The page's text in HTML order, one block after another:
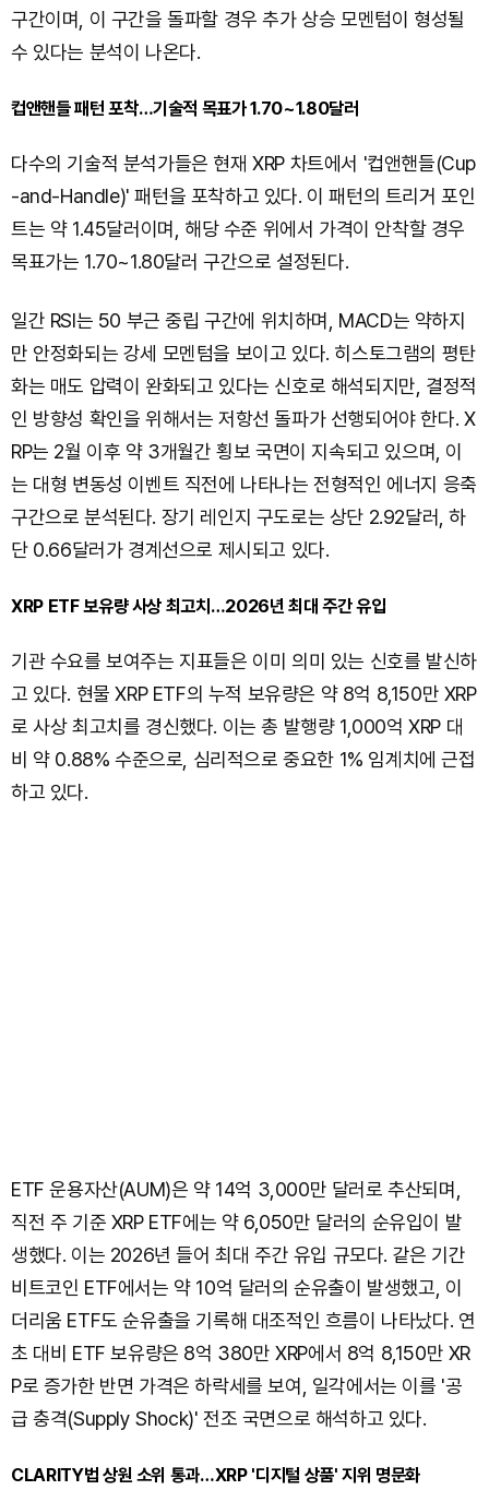
구간이며, 이 구간을 돌파할 경우 추가 상승 모멘텀이 형성될
수 있다는 분석이 나온다.
컵앤핸들 패턴 포착…기술적 목표가 1.70~1.80달러
다수의 기술적 분석가들은 현재 XRP 차트에서 '컵앤핸들(Cup
-and-Handle)' 패턴을 포착하고 있다. 이 패턴의 트리거 포인
트는 약 1.45달러이며, 해당 수준 위에서 가격이 안착할 경우
목표가는 1.70~1.80달러 구간으로 설정된다.
일간 RSI는 50 부근 중립 구간에 위치하며, MACD는 약하지
만 안정화되는 강세 모멘텀을 보이고 있다. 히스토그램의 평탄
화는 매도 압력이 완화되고 있다는 신호로 해석되지만, 결정적
인 방향성 확인을 위해서는 저항선 돌파가 선행되어야 한다. X
RP는 2월 이후 약 3개월간 횡보 국면이 지속되고 있으며, 이
는 대형 변동성 이벤트 직전에 나타나는 전형적인 에너지 응축
구간으로 분석된다. 장기 레인지 구도로는 상단 2.92달러, 하
단 0.66달러가 경계선으로 제시되고 있다.
XRP ETF 보유량 사상 최고치…2026년 최대 주간 유입
기관 수요를 보여주는 지표들은 이미 의미 있는 신호를 발신하
고 있다. 현물 XRP ETF의 누적 보유량은 약 8억 8,150만 XRP
로 사상 최고치를 경신했다. 이는 총 발행량 1,000억 XRP 대
비 약 0.88% 수준으로, 심리적으로 중요한 1% 임계치에 근접
하고 있다.
ETF 운용자산(AUM)은 약 14억 3,000만 달러로 추산되며,
직전 주 기준 XRP ETF에는 약 6,050만 달러의 순유입이 발
생했다. 이는 2026년 들어 최대 주간 유입 규모다. 같은 기간
비트코인 ETF에서는 약 10억 달러의 순유출이 발생했고, 이
더리움 ETF도 순유출을 기록해 대조적인 흐름이 나타났다. 연
초 대비 ETF 보유량은 8억 380만 XRP에서 8억 8,150만 XR
P로 증가한 반면 가격은 하락세를 보여, 일각에서는 이를 '공
급 충격(Supply Shock)' 전조 국면으로 해석하고 있다.
CLARITY법 상원 소위 통과…XRP '디지털 상품' 지위 명문화